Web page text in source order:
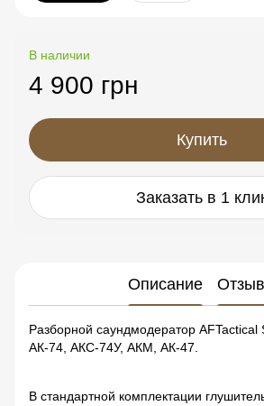
В наличии
4 900 грн
Купить
Заказать в 1
Описание
Разборной саундмодератор AFTactical
АК-74, АКС-74У, АКМ, АК-47.
В стандартной комплектации